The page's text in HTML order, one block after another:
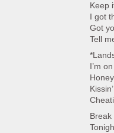
Keep
I got
Got
Tell
I’m
Break